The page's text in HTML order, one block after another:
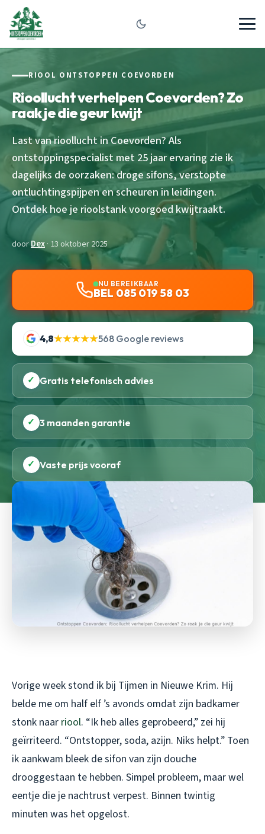
RIOOL ONTSTOPPEN COEVORDEN
Rioollucht verhelpen Coevorden? Zo
raak je die geur kwijt
Last van rioollucht in Coevorden? Als
ontstoppingspecialist met 25 jaar ervaring zie ik
dagelijks de oorzaken: droge sifons, verstopte
ontluchtingspijpen en scheuren in leidingen.
Ontdek hoe je rioolstank voorgoed kwijtraakt.
doorDex· 13 oktober 2025
NU BEREIKBAAR
BEL 085 019 58 03
4,8★★★★★568 Google reviews
✓ Gratis telefonisch advies
✓ 3 maanden garantie
✓ Vaste prijs vooraf
Vorige week stond ik bij Tijmen in Nieuwe Krim. Hij
belde me om half elf ’s avonds omdat zijn badkamer
stonk naar riool. “Ik heb alles geprobeerd,” zei hij
geïrriteerd. “Ontstopper, soda, azijn. Niks helpt.” Toen
ik aankwam bleek de sifon van zijn douche
drooggestaan te hebben. Simpel probleem, maar wel
eentje die je nachtrust verpest. Binnen twintig
minuten was het opgelost.